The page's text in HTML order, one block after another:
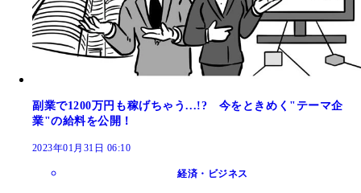
副業で1200万円も稼げちゃう...!? 今をときめく"テーマ企
業"の給料を公開！
2023年01月31日 06:10
経済・ビジネス